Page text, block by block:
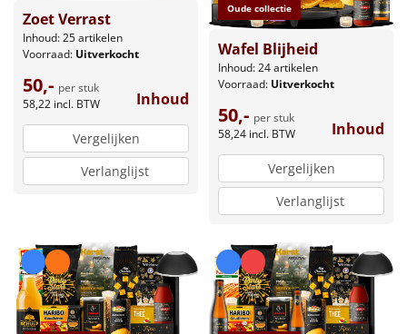
Per stuk
Alle overige
Zoet Verrast
Inhoud: 25 artikelen
Voorraad: Uitverkocht
50,- per stuk
58,22 incl. BTW Inhoud
Vergelijken
Verlanglijst
Oude collectie
Wafel Blijheid
Inhoud: 24 artikelen
Voorraad: Uitverkocht
50,- per stuk
58,24 incl. BTW Inhoud
Vergelijken
Verlanglijst